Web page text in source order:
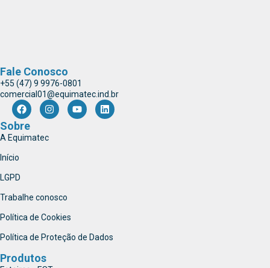
Fale Conosco
+55 (47) 9 9976-0801
comercial01@equimatec.ind.br
Sobre
A Equimatec
Início
LGPD
Trabalhe conosco
Política de Cookies
Política de Proteção de Dados
Produtos